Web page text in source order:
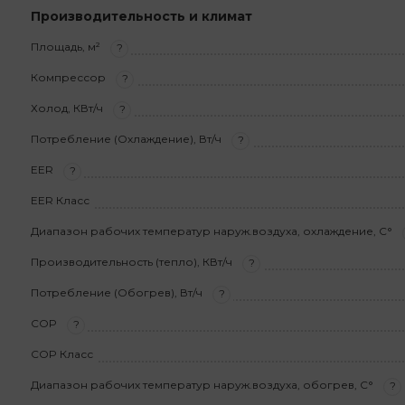
Производительность и климат
Площадь, м² ?
Компрессор ?
Холод, КВт/ч ?
Потребление (Охлаждение), Вт/ч ?
EER ?
EER Класс
Диапазон рабочих температур наруж.воздуха, охлаждение, С°
Производительность (тепло), КВт/ч ?
Потребление (Обогрев), Вт/ч ?
COP ?
COP Класс
Диапазон рабочих температур наруж.воздуха, обогрев, С° ?